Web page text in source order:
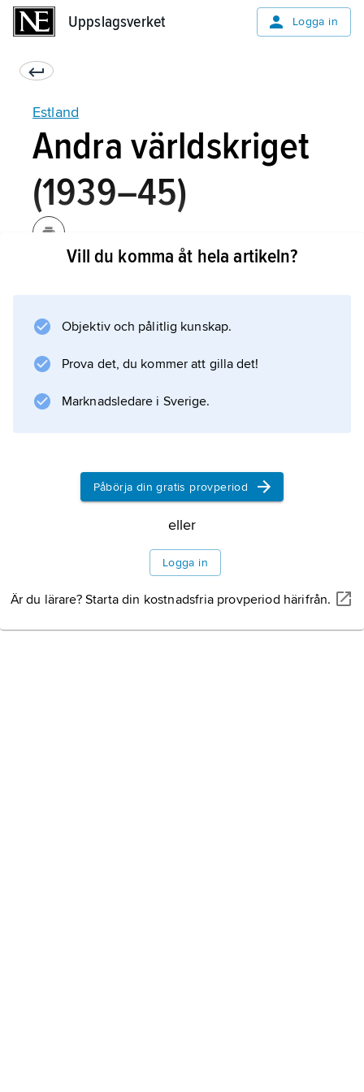
Uppslagsverket Logga in
Estland
Andra världskriget
(1939–45)
Molotov–Ribbentrop-paktens
hemliga protokoll hamnade även Estland i den
sovjetiska ”intressesfären”. Sålunda
militärbaser i Estland för 25 000 man. I
nya sovjetiska
Information om artikeln
Vill du komma åt hela artikeln?
Objektiv och pålitlig kunskap.
Prova det, du kommer att gilla det!
Marknadsledare i Sverige.
Påbörja din gratis provperiod
eller
Logga in
Är du lärare? Starta din kostnadsfria provperiod härifrån.